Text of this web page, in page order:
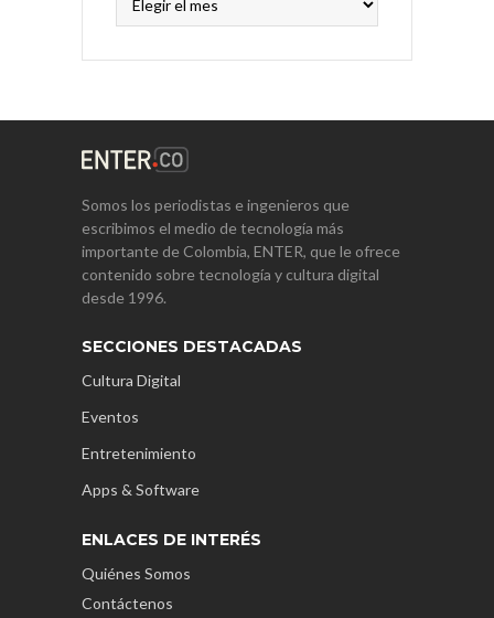
Somos los periodistas e ingenieros que
escribimos el medio de tecnología más
importante de Colombia, ENTER, que le ofrece
contenido sobre tecnología y cultura digital
desde 1996.
SECCIONES DESTACADAS
Cultura Digital
Eventos
Entretenimiento
Apps & Software
ENLACES DE INTERÉS
Quiénes Somos
Contáctenos